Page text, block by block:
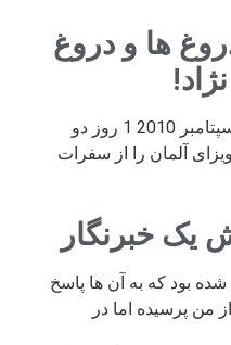
ها و دروغ
چهارشنبه 31 شهریور 89 / 22 سپتامبر 2010 1 روز دو
و ویزای آلمان را از سفرات
یک خبرنگار
بود که به آن ها پاسخ
من پرسیده اما در